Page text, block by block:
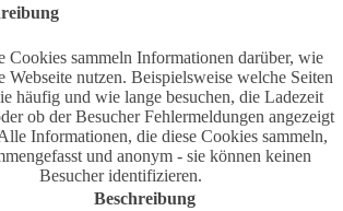
Cookies sammeln Informationen darüber, wie
Webseite nutzen. Beispielsweise welche Seiten
häufig und wie lange besuchen, die Ladezeit
ob der Besucher Fehlermeldungen angezeigt
Informationen, die diese Cookies sammeln,
und anonym - sie können keinen
Besucher identifizieren.
Beschreibung